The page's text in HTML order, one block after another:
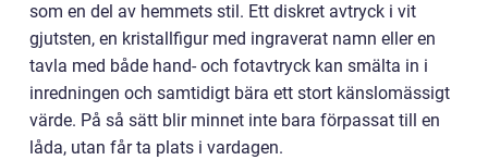
som en del av hemmets stil. Ett diskret avtryck i vit
gjutsten, en kristallfigur med ingraverat namn eller en
tavla med både hand- och fotavtryck kan smälta in i
inredningen och samtidigt bära ett stort känslomässigt
värde. På så sätt blir minnet inte bara förpassat till en
låda, utan får ta plats i vardagen.